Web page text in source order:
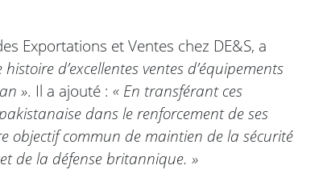
Exportations et Ventes chez DE&S, a
histoire d’excellentes ventes d’équipements
». Il a ajouté : « En transférant ces
dans le renforcement de ses
objectif commun de maintien de la sécurité
de la défense britannique. »